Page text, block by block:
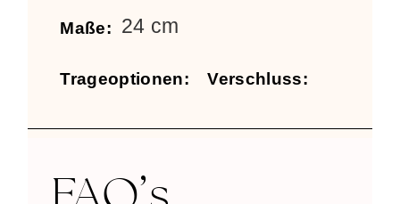
Maße: 24 cm
Trageoptionen: Verschluss: